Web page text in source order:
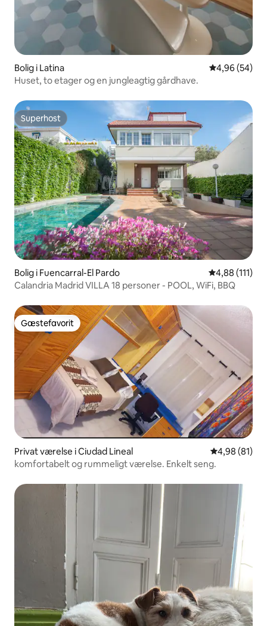
Bolig i Latina 4,96 ud af 5 i
4,96 (54)
Huset, to etager og en jungleagtig gårdhave.
Superhost
Superhost
Bolig i Fuencarral-El Pardo 4,88 ud af 5 i
4,88 (111)
Calandria Madrid VILLA 18 personer - POOL, WiFi, BBQ
Gæstefavorit
Gæstefavorit
Privat værelse i Ciudad Lineal 4,98 ud af 5 i
4,98 (81)
komfortabelt og rummeligt værelse. Enkelt seng.